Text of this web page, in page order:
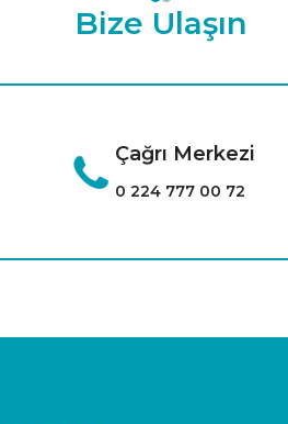
Bize Ulaşın
Çağrı Merkezi
0 224 777 00 72